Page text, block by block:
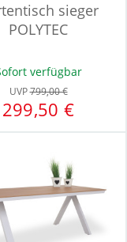
sieger
POLYTEC
verfügbar
UVP799,00 €
299,50 €